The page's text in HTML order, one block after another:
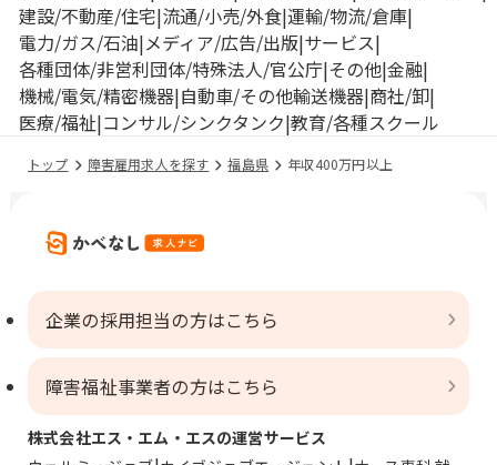
建設/不動産/住宅 流通/小売/外食 運輸/物流/倉庫
電力/ガス/石油 メディア/広告/出版 サービス
各種団体/非営利団体/特殊法人/官公庁 その他 金融
機械/電気/精密機器 自動車/その他輸送機器 商社/卸
医療/福祉 コンサル/シンクタンク 教育/各種スクール
トップ 障害雇用求人を探す 福島県 年収400万円以上
企業の採用担当の方はこちら
障害福祉事業者の方はこちら
株式会社エス・エム・エスの運営サービス